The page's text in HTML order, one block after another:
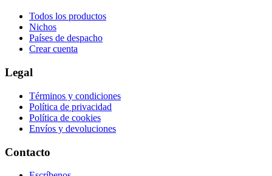
Todos los productos
Nichos
Países de despacho
Crear cuenta
Legal
Términos y condiciones
Política de privacidad
Política de cookies
Envíos y devoluciones
Contacto